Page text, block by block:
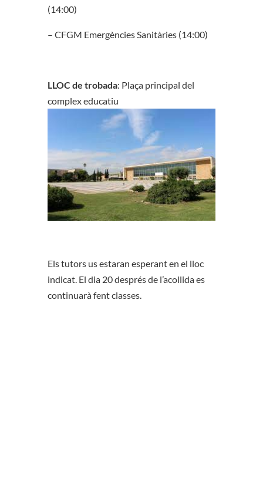
(14:00)
– CFGM Emergències Sanitàries (14:00)
LLOC de trobada: Plaça principal del
complex educatiu
Els tutors us estaran esperant en el lloc
indicat. El dia 20 després de l’acollida es
continuarà fent classes.